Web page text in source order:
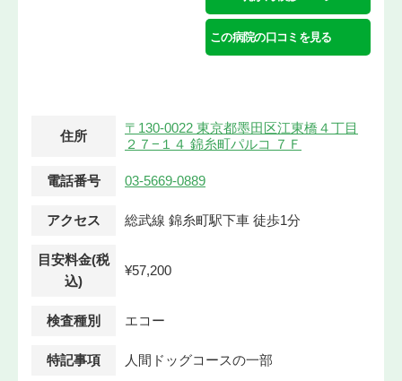
この病院の口コミを見る
住所
〒130-0022 東京都墨田区江東橋４丁目
２７−１４ 錦糸町パルコ ７Ｆ
電話番号 03-5669-0889
アクセス 総武線 錦糸町駅下車 徒歩1分
目安料金(税
込)
¥57,200
検査種別 エコー
特記事項 人間ドッグコースの一部